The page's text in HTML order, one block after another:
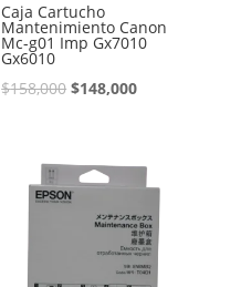
Caja Cartucho
Mantenimiento Canon
Mc-g01 Imp Gx7010
Gx6010
$158,000 El
era:
$158,000.
$148,000El
es:
$148,000.